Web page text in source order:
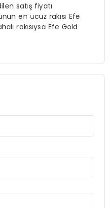
satış fiyatı
en ucuz rakısı Efe
rakısıysa Efe Gold